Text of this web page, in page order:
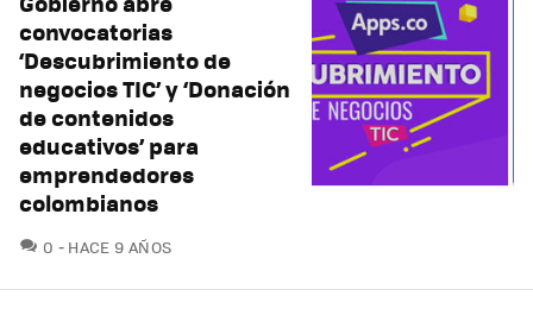
convocatorias
‘Descubrimiento de
negocios TIC’ y ‘Donación
de contenidos
educativos’ para
emprendedores
colombianos
0 COMENTARIOS
HACE 9 AÑOS